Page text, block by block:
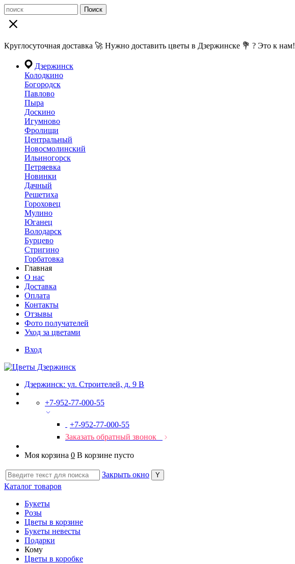
Поиск
Круглосуточная доставка 🚀 Нужно доставить цветы в Дзержинске 💐 ? Это к нам!
Дзержинск
Колодкино
Богородск
Павлово
Пыра
Доскино
Игумново
Фролищи
Центральный
Новосмолинский
Ильиногорск
Петряевка
Новинки
Дачный
Решетиха
Гороховец
Мулино
Юганец
Володарск
Бурцево
Стригино
Горбатовка
Главная
О нас
Доставка
Оплата
Контакты
Отзывы
Фото получателей
Уход за цветами
Вход
Дзержинск: ул. Строителей, д. 9 В
+7-952-77-000-55
+7-952-77-000-55
Заказать обратный звонок
Моя корзина 0 В корзине пусто
Закрыть окно
Каталог товаров
Букеты
Розы
Цветы в корзине
Букеты невесты
Подарки
Кому
Цветы в коробке